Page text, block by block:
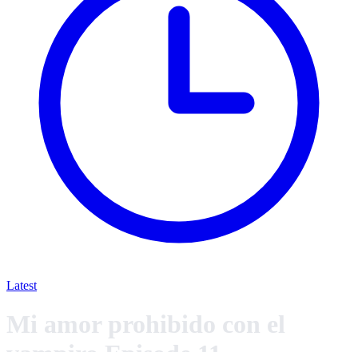
Latest
Mi amor prohibido con el